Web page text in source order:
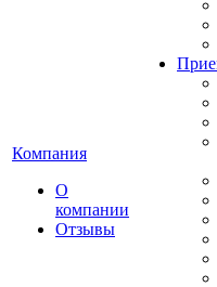
Компания
О
компании
Отзывы